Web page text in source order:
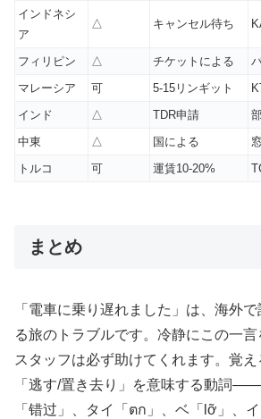
インドネシ
ア
△ キャンセル待ち
フィリピン △ チケットによる
マレーシア
可 5-15リンギット
インド
△ TDR申請
中東
△ 国による
トルコ
可 運賃10-20%
まとめ
「電車に乗り遅れました」は、海外
る旅のトラブルです。冷静にこの一
スタッフは必ず助けてくれます。覚
「逃す/置き去り」を意味する動詞
「错过」、タイ「ตก」、ベ「lỡ」、